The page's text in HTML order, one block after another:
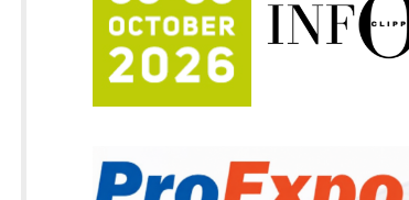
IB BLUMENAUER - više od 40 godina
poverenja u industriji
RMQ-TITAN ADVANCED INDICATOR
upravljanje mašinama
solarnim elektranama i vetroparkovima
Pranje točkova na gradilištu- standard